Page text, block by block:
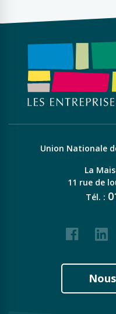
Union Nationale
La
11 rue de
Tél. :
Facebook